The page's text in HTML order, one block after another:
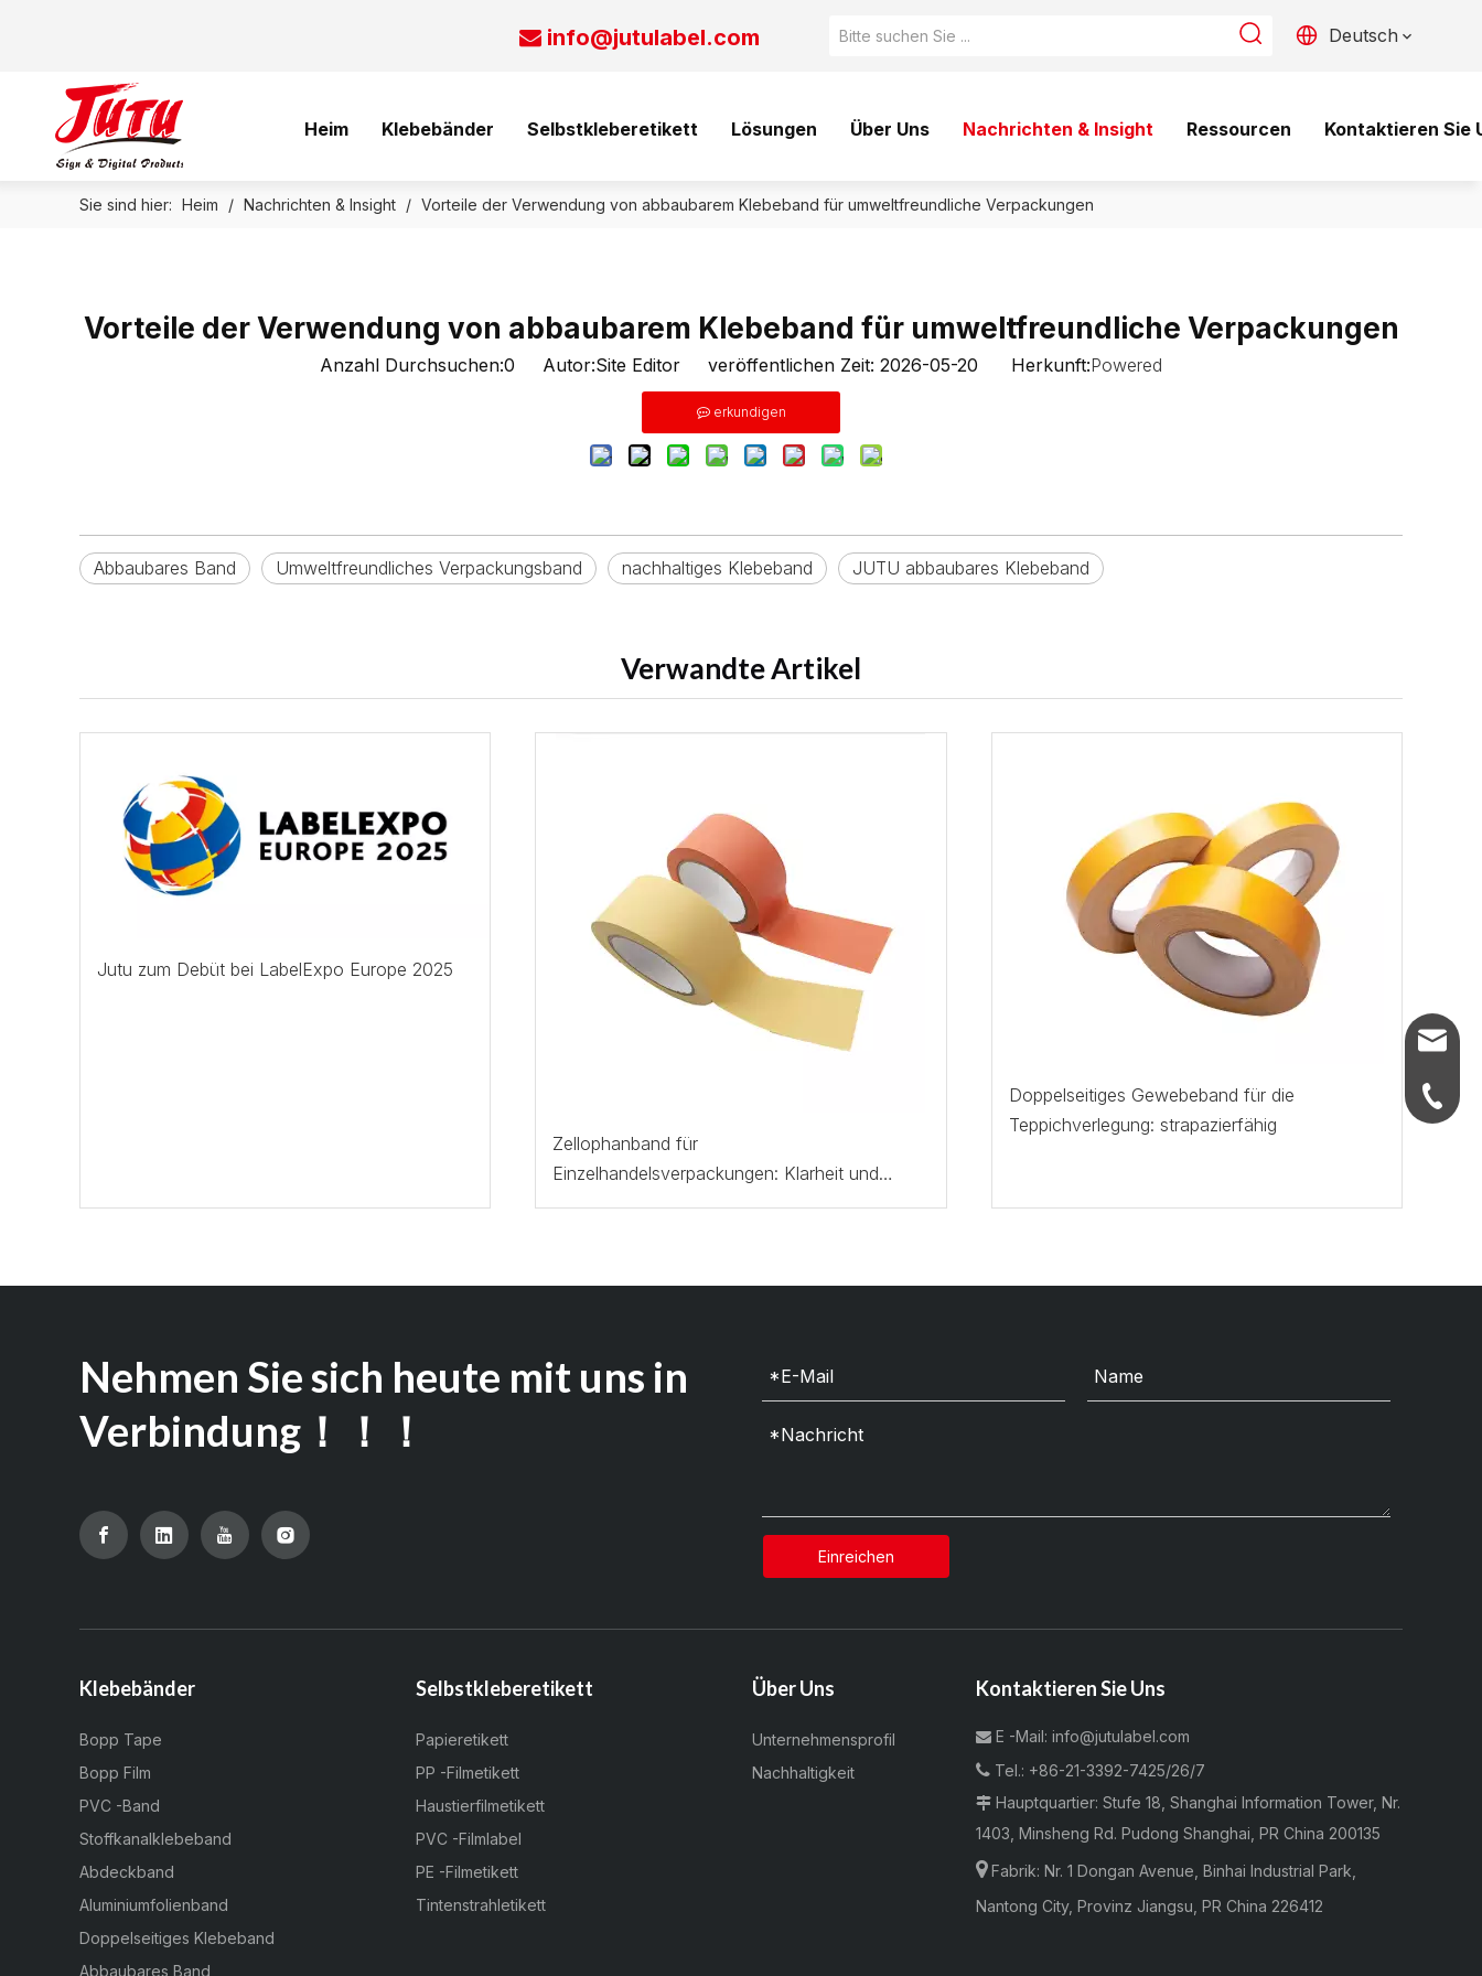
 info@jutulabel.com Deutsch
Heim Klebebänder Selbstkleberetikett Lösungen Über Uns Nachrichten & Insight Ressourcen Kontaktieren Sie
Sie sind hier: Heim / Nachrichten & Insight / Vorteile der Verwendung von abbaubarem Klebeband für umweltfreundliche Verpackungen
Vorteile der Verwendung von abbaubarem Klebeband für umweltfreundliche Verpackungen
Anzahl Durchsuchen:0 Autor:Site Editor veröffentlichen Zeit: 2026-05-20 Herkunft:Powered
erkundigen
Abbaubares Band Umweltfreundliches Verpackungsband nachhaltiges Klebeband JUTU abbaubares Klebeband
Verwandte Artikel
Jutu zum Debüt bei LabelExpo Europe 2025
Zellophanband für
Einzelhandelsverpackungen: Klarheit und
Haftung
Doppelseitiges Gewebeband für die
Teppichverlegung: strapazierfähig
Nehmen Sie sich heute mit uns in
Verbindung！！！
Einreichen
Klebebänder
Bopp Tape
Bopp Film
PVC -Band
Stoffkanalklebeband
Abdeckband
Aluminiumfolienband
Doppelseitiges Klebeband
Abbaubares Band
Selbstkleberetikett
Papieretikett
PP -Filmetikett
Haustierfilmetikett
PVC -Filmlabel
PE -Filmetikett
Tintenstrahletikett
Über Uns
Unternehmensprofil
Nachhaltigkeit
Kontaktieren Sie Uns
 E -Mail:info@jutulabel.com
 Tel.: +86-21-3392-7425/26/7
 Hauptquartier: Stufe 18, Shanghai Information Tower, Nr.
1403, Minsheng Rd. Pudong Shanghai, PR China 200135
Fabrik:Nr. 1 Dongan Avenue, Binhai Industrial Park,
Nantong City, Provinz Jiangsu, PR China 226412
+86-